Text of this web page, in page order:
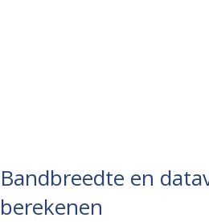
Bandbreedte en
berekenen